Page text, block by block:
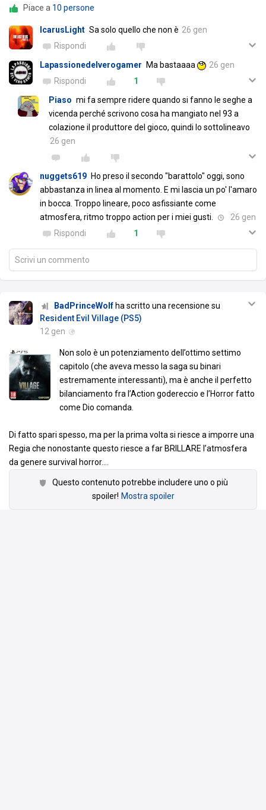
Piace a 10 persone
IcarusLight Sa solo quello che non è 26 gen
Rispondi
Lapassionedelverogamer
Ma bastaaaa
26 gen
Rispondi
1
Piaso mi fa sempre ridere quando si fanno le seghe a
vicenda perché scrivono cosa ha mangiato nel 93 a
colazione il produttore del gioco, quindi lo sottolineavo
26 gen
nuggets619 Ho preso il secondo "barattolo" oggi, sono
abbastanza in linea al momento. E mi lascia un po' l'amaro
in bocca. Troppo lineare, poco asfissiante come
atmosfera, ritmo troppo action per i miei gusti.
26 gen
Rispondi
1
Scrivi un commento
BadPrinceWolf ha scritto una recensione su
Resident Evil Village (PS5)
12 gen
Non solo è un potenziamento dell’ottimo settimo
capitolo (che aveva messo la saga su binari
estremamente interessanti), ma è anche il perfetto
bilanciamento fra l’Action godereccio e l’Horror fatto
come Dio comanda.
Di fatto spari spesso, ma per la prima volta si riesce a imporre una
Regia che nonostante questo riesce a far BRILLARE l’atmosfera
da genere survival horror.…
Questo contenuto potrebbe includere uno o più
spoiler! Mostra spoiler